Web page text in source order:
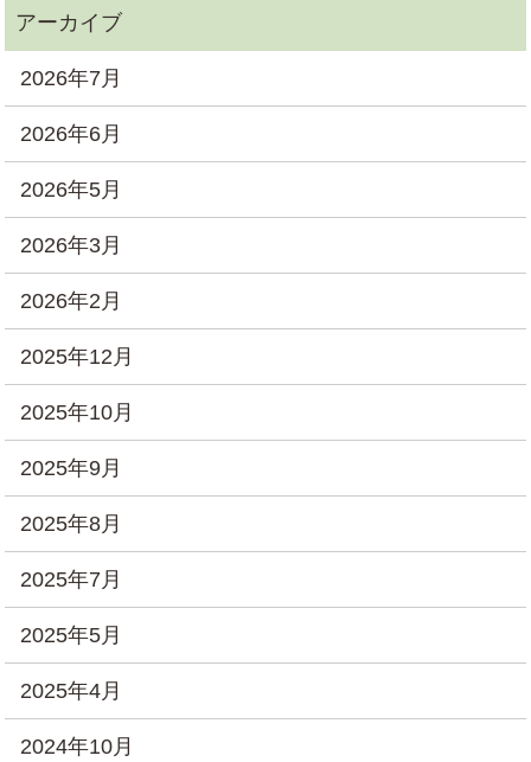
2026年7月
2026年6月
2026年5月
2026年3月
2026年2月
2025年12月
2025年10月
2025年9月
2025年8月
2025年7月
2025年5月
2025年4月
2024年10月